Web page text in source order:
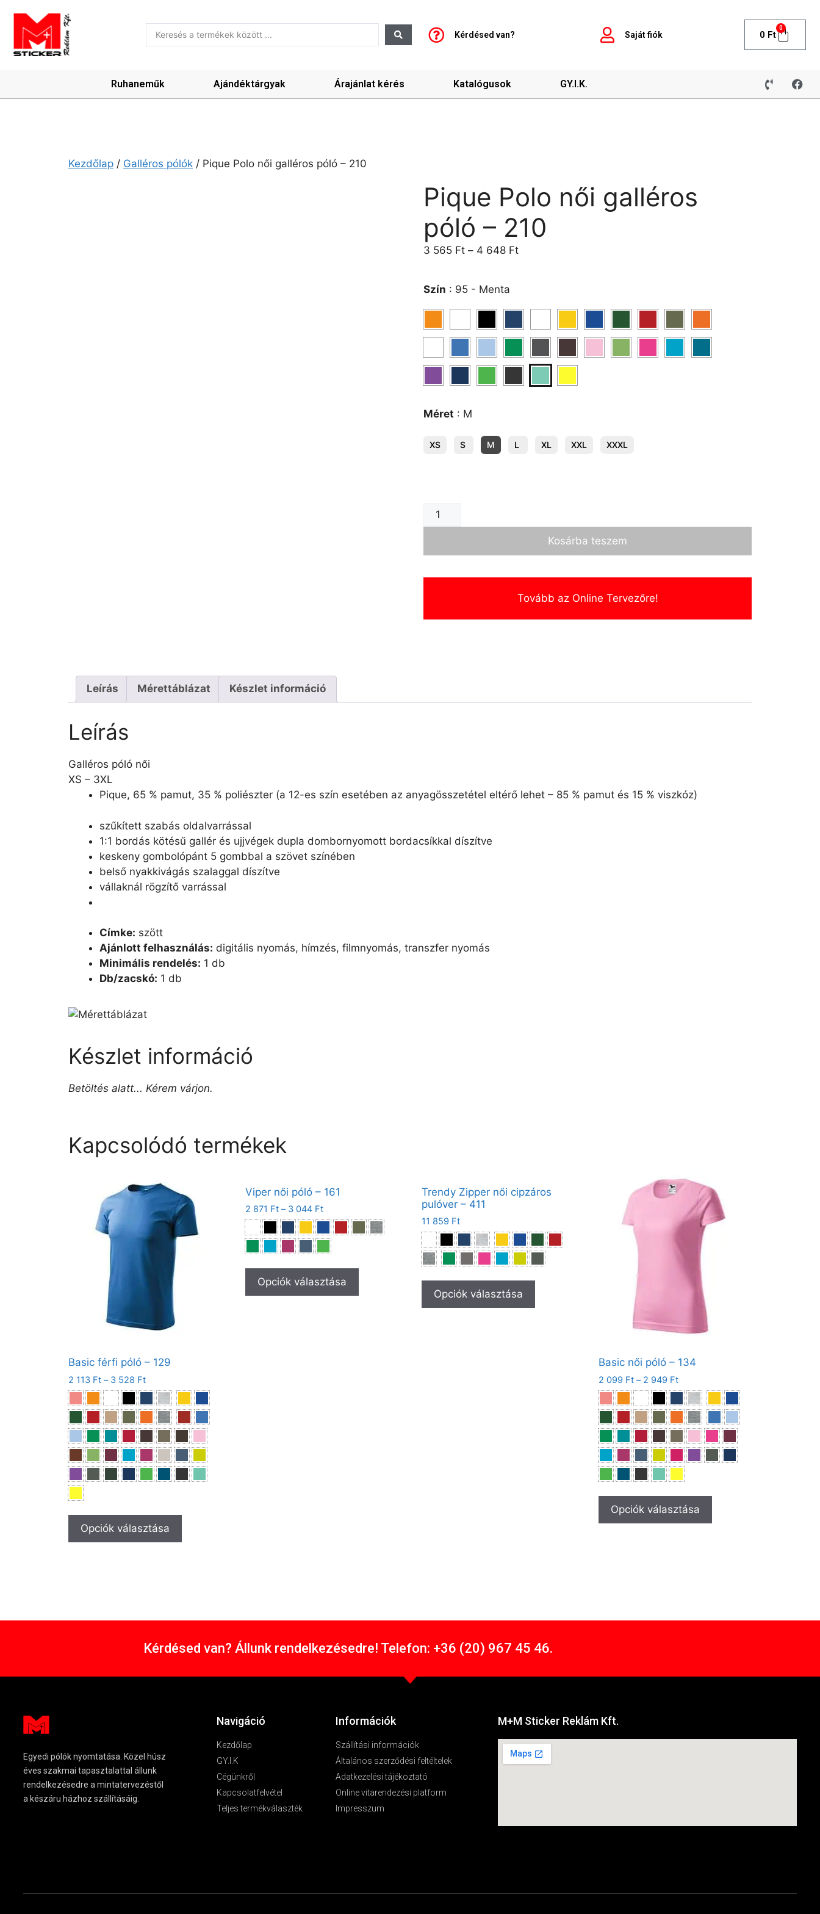
Kérdésed van? Saját fiók 0 Ft
0
Ruhaneműk Ajándéktárgyak Árajánlat kérés Katalógusok GY.I.K.
Kezdőlap / Galléros pólók / Pique Polo női galléros póló – 210
Pique Polo női galléros
póló – 210
3 565 Ft – 4 648 Ft
Szín : 95 - Menta
Méret : M
XS S M L XL XXL XXXL
Kosárba teszem
Tovább az Online Tervezőre!
Leírás Mérettáblázat Készlet információ
Leírás
Galléros póló női
XS – 3XL
Pique, 65 % pamut, 35 % poliészter (a 12-es szín esetében az anyagösszetétel eltérő lehet – 85 % pamut és 15 % viszkóz)
szűkített szabás oldalvarrással
1:1 bordás kötésű gallér és ujjvégek dupla dombornyomott bordacsíkkal díszítve
keskeny gombolópánt 5 gombbal a szövet színében
belső nyakkivágás szalaggal díszítve
vállaknál rögzítő varrással
Címke: szött
Ajánlott felhasználás: digitális nyomás, hímzés, filmnyomás, transzfer nyomás
Minimális rendelés: 1 db
Db/zacskó: 1 db
Készlet információ
Betöltés alatt... Kérem várjon.
Kapcsolódó termékek
Basic férfi póló – 129
2 113 Ft – 3 528 Ft
Opciók választása
Viper női póló – 161
2 871 Ft– 3 044 Ft
Opciók választása
Trendy Zipper női cipzáros
pulóver – 411
11 859 Ft
Opciók választása
Basic női póló – 134
2 099 Ft– 2 949 Ft
Opciók választása
Kérdésed van? Állunk rendelkezésedre! Telefon: +36 (20) 967 45 46.
Egyedi pólók nyomtatása. Közel húsz
éves szakmai tapasztalattal állunk
rendelkezésedre a mintatervezéstől
a készáru házhoz szállításáig.
Navigáció
Kezdőlap
GY.I.K
Cégünkről
Kapcsolatfelvétel
Teljes termékválaszték
Információk
Szállítási információk
Általános szerződési feltéltelek
Adatkezelési tájékoztató
Online vitarendezési platform
Impresszum
M+M Sticker Reklám Kft.